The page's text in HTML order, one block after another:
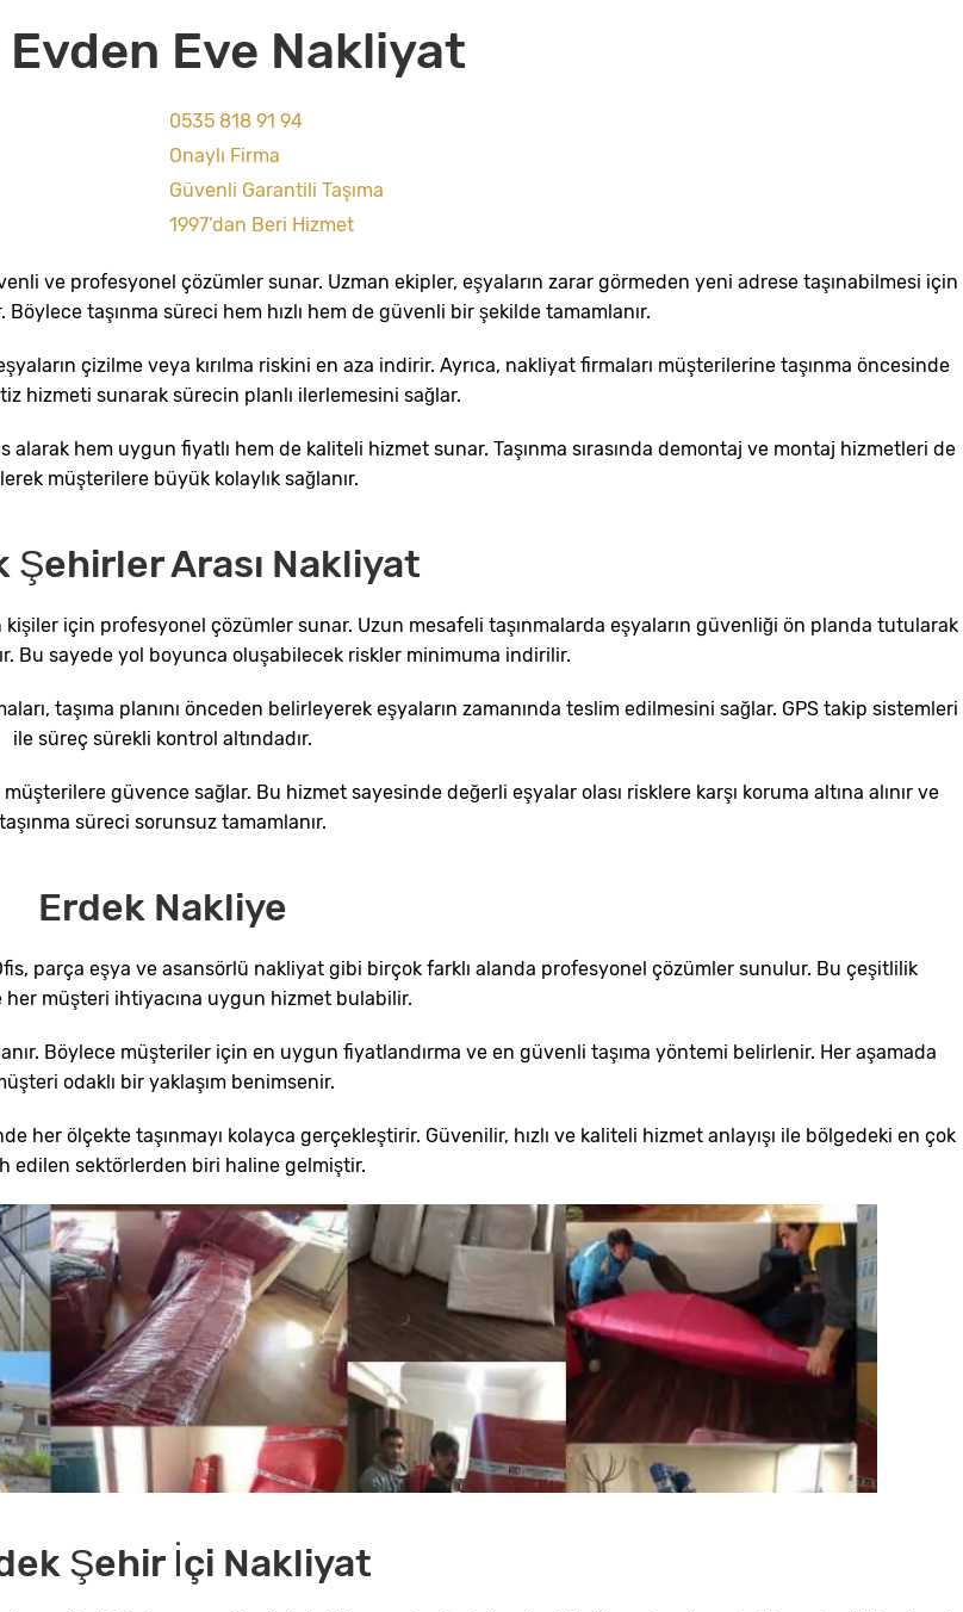
Eve Nakliyat
0535 818 91 94
Onaylı Firma
Güvenli Garantili Taşıma
1997’dan Beri Hizmet
ve profesyonel çözümler sunar. Uzman ekipler, eşyaların zarar görmeden yeni adrese taşınabilmesi için
taşınma süreci hem hızlı hem de güvenli bir şekilde tamamlanır.
çizilme veya kırılma riskini en aza indirir. Ayrıca, nakliyat firmaları müşterilerine taşınma öncesinde
hizmeti sunarak sürecin planlı ilerlemesini sağlar.
hem uygun fiyatlı hem de kaliteli hizmet sunar. Taşınma sırasında demontaj ve montaj hizmetleri de
müşterilere büyük kolaylık sağlanır.
Şehirler Arası Nakliyat
kişiler için profesyonel çözümler sunar. Uzun mesafeli taşınmalarda eşyaların güvenliği ön planda tutularak
Bu sayede yol boyunca oluşabilecek riskler minimuma indirilir.
taşıma planını önceden belirleyerek eşyaların zamanında teslim edilmesini sağlar. GPS takip sistemleri
ile süreç sürekli kontrol altındadır.
güvence sağlar. Bu hizmet sayesinde değerli eşyalar olası risklere karşı koruma altına alınır ve
taşınma süreci sorunsuz tamamlanır.
Erdek Nakliye
Ofis, parça eşya ve asansörlü nakliyat gibi birçok farklı alanda profesyonel çözümler sunulur. Bu çeşitlilik
her müşteri ihtiyacına uygun hizmet bulabilir.
Böylece müşteriler için en uygun fiyatlandırma ve en güvenli taşıma yöntemi belirlenir. Her aşamada
odaklı bir yaklaşım benimsenir.
her ölçekte taşınmayı kolayca gerçekleştirir. Güvenilir, hızlı ve kaliteli hizmet anlayışı ile bölgedeki en çok
edilen sektörlerden biri haline gelmiştir.
Şehir İçi Nakliyat